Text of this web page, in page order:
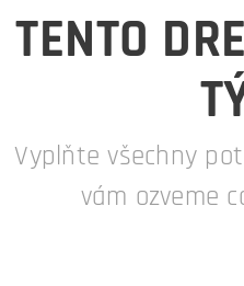
TENTO
Vyplňte všechny
vám ozveme